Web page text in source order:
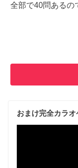
全部で40問あるの
おまけ完全カラオ